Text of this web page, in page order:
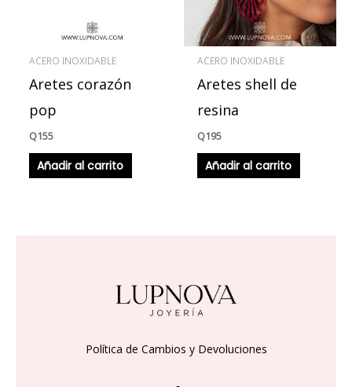
ACERO INOXIDABLE
Aretes corazón
pop
Q155
Añadir al carrito
ACERO INOXIDABLE
Aretes shell de
resina
Q195
Añadir al carrito
Política de Cambios y Devoluciones